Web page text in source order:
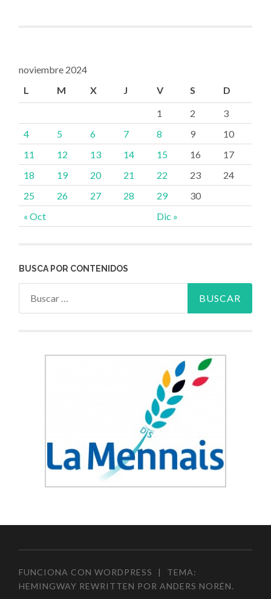
noviembre 2024
L
M X J V S D
« Oct Dic »
1 2
3
4
5 6 7 8 9
10
11
12 13 14 15 16
17
18
19 20 21 22 23
24
25
26 27 28 29 30
BUSCA POR CONTENIDOS
FUNCIONA CON WORDPRESS |
TEMA:
HEMINGWAY REWRITTEN PORANDERS NORÉN.